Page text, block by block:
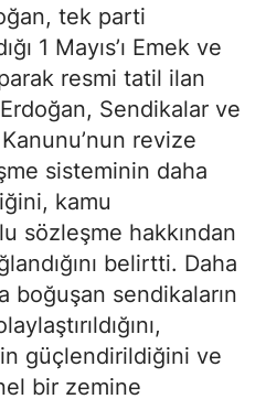
tek parti
1 Mayıs’ı Emek ve
resmi tatil ilan
Sendikalar ve
revize
sisteminin daha
kamu
sözleşme hakkından
belirtti. Daha
boğuşan sendikaların
güçlendirildiğini ve
bir zemine